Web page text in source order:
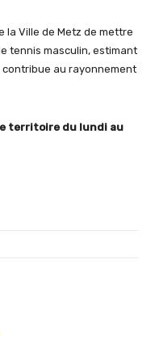
la Ville de Metz de mettre
tennis masculin, estimant
au rayonnement
territoire du lundi au